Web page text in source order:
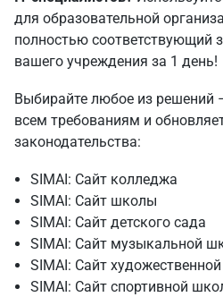
для образовательной
полностью соответствующий
вашего учреждения за 1 день!
Выбирайте любое из решений
всем требованиям и
законодательства:
SIMAI: Сайт колледжа
SIMAI: Сайт школы
SIMAI: Сайт детского сада
SIMAI: Сайт музыкальной
SIMAI: Сайт
SIMAI: Сайт спортивной